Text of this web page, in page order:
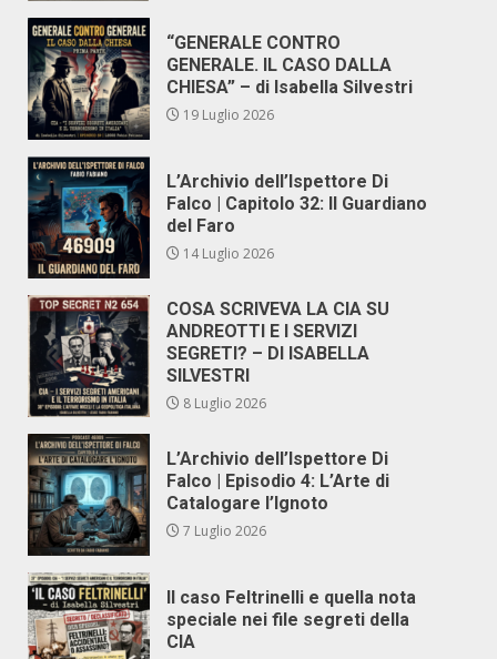
“GENERALE CONTRO
GENERALE. IL CASO DALLA
CHIESA” – di Isabella Silvestri
19 Luglio 2026
L’Archivio dell’Ispettore Di
Falco | Capitolo 32: Il Guardiano
del Faro
14 Luglio 2026
COSA SCRIVEVA LA CIA SU
ANDREOTTI E I SERVIZI
SEGRETI? – DI ISABELLA
SILVESTRI
8 Luglio 2026
L’Archivio dell’Ispettore Di
Falco | Episodio 4: L’Arte di
Catalogare l’Ignoto
7 Luglio 2026
Il caso Feltrinelli e quella nota
speciale nei file segreti della
CIA